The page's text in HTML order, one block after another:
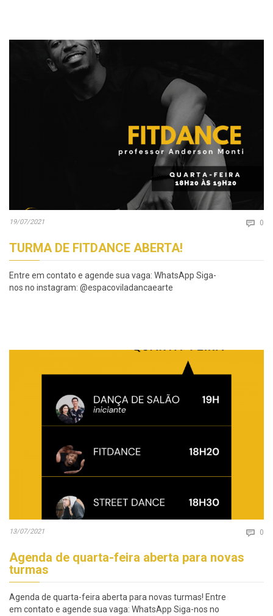
19/07/2021  0
TURMA DE FITDANCE ABERTA!
Entre em contato e agende sua vaga: WhatsApp Siga-
nos no instagram: @espacoviladancaearte
13/07/2021  0
Agenda de quarta-feira aberta para novas
turmas
Agenda de quarta-feira aberta para novas turmas! Entre
em contato e agende sua vaga: WhatsApp Siga-nos no